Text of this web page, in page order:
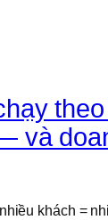
và
khách =